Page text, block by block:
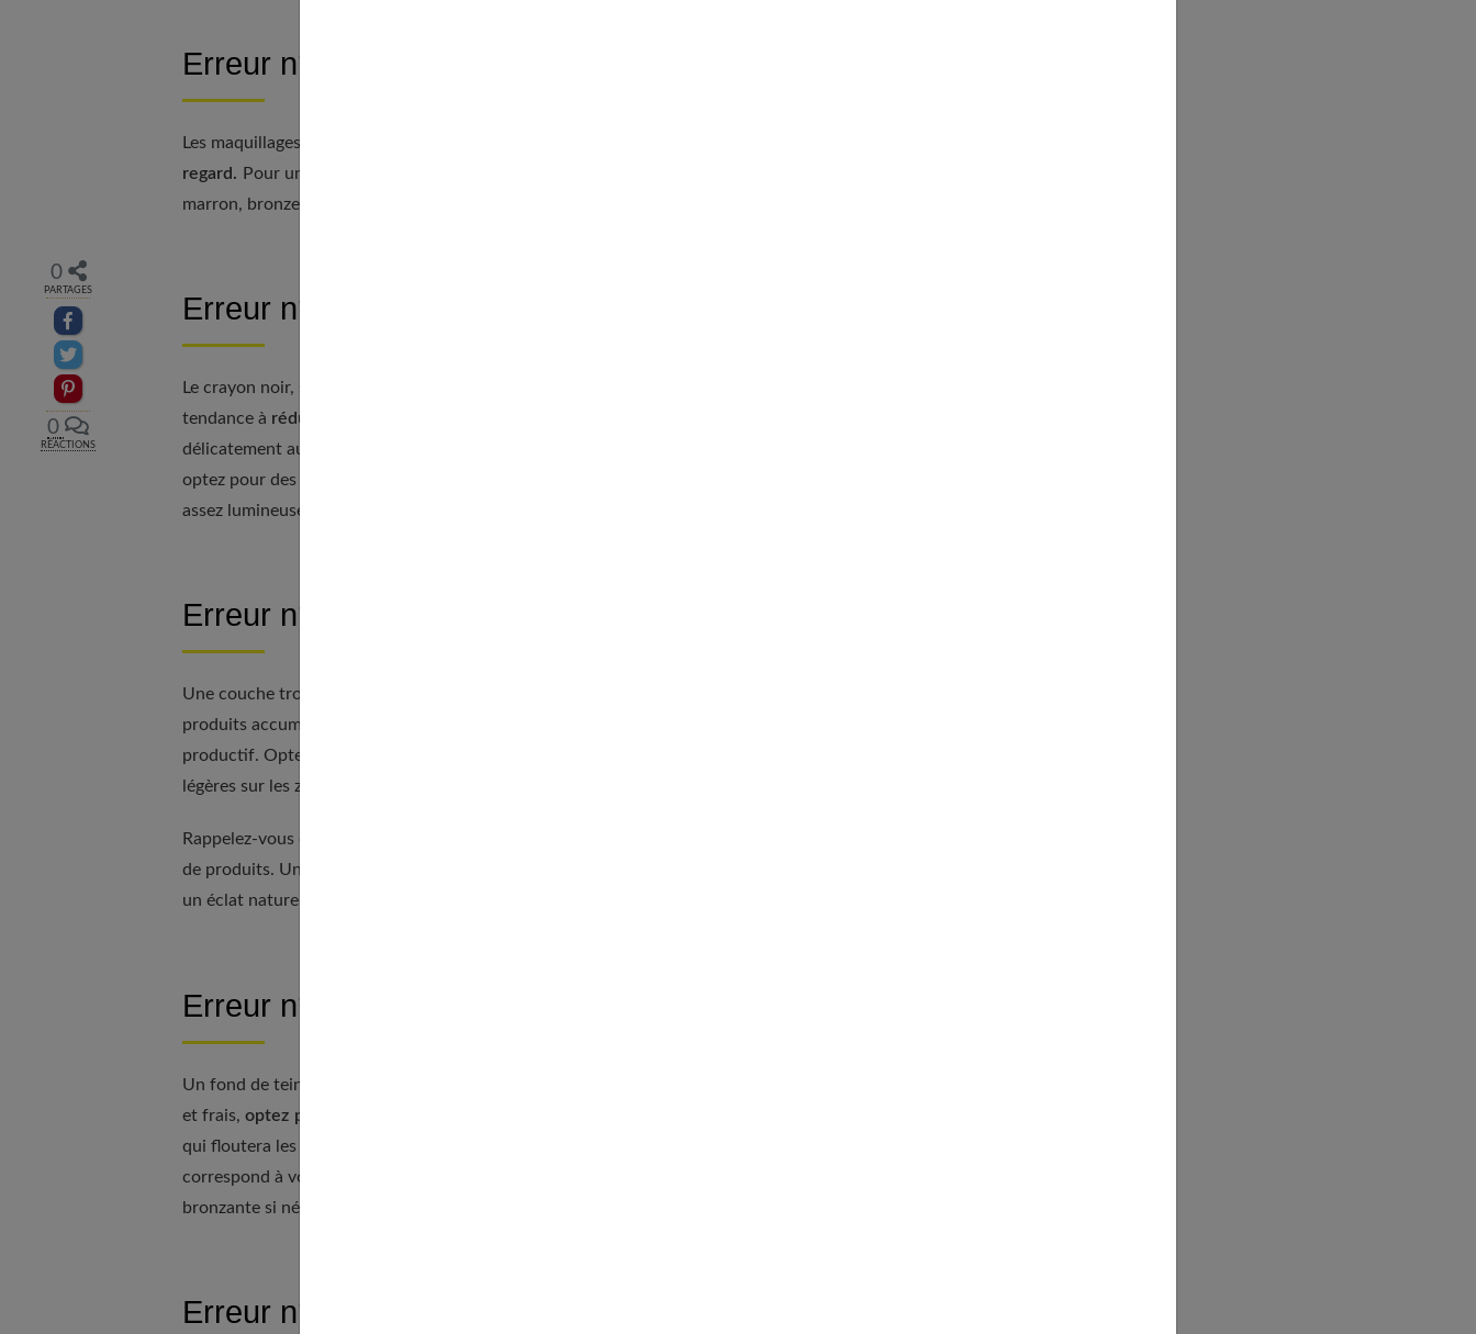
0
PARTAGES
Partager sur facebook
Partager sur Twitter
Epingler sur Pinterest
0
RÉACTIONS
Erreur n°3 : Durcir le regard
Les maquillages des yeux intenses tels que
regard. Pour un effet plus doux et reposé, privilégiez les ombres à paupières dans les tons beige,
marron, bronze, doré, et taupe, en optant pour des finitions satinées ou irisées qui captent la lumière.
Erreur n°4 : Abuser du crayon noir
Le crayon noir, souvent utilisé pour intensifier le regard, peut s’avérer moins adapté après 40 ans, ayant
tendance à réduire visuellement la taille des yeux.
délicatement au ras des cils, pour un effet subtil et grandissant. De manière générale, pour vos yeux,
optez pour des couleurs claires et douces comme le beige, le taupe ou le doré : des nuances satinées
assez lumineuses.
Erreur n°5 : Mettre trop de maquillage
Une couche trop épaisse de maquillage peut, en effet,
produits accumulés dans les sillons cutanés ne font qu’exacerber leur visibilité, donnant un effet contre-
productif. Optez pour des couleurs qui réchauffent le
légères sur les zones clés du visage, comme les pommettes, pour un effet bonne-mine.
Rappelez-vous que l’objectif est de mettre en valeur votre beauté naturelle en subtilité, en évitant l’excès
de produits. Un maquillage du teint réussi est celui qui semble presque invisible, laissant transparaître
un éclat naturel et une peau saine.
Erreur n°6 : Utiliser le fond de teint « cakey »
Un fond de teint trop épais ou appliqué en excès peut accentuer les signes de l’âge. Pour un fini naturel
et frais, optez pour une formule fluide et hydratante, enrichie en acide hyaluronique
qui floutera les imperfections sans marquer les ridules. Il est préférable de choisir toujours une base qui
correspond à votre couleur de peau, que vous pouvez éventuellement rehausser avec un peu de poudre
bronzante si nécessaire pour obtenir l’apparence d’une peau subtilement caressée par le soleil.
Erreur n°7 : Ne pas raviver ses pommettes